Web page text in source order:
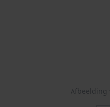
Afbeelding